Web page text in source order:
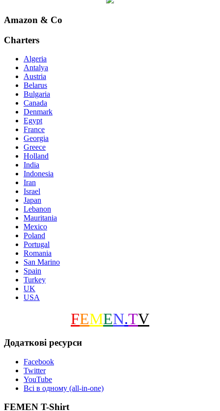
Amazon & Co
Charters
Algeria
Antalya
Austria
Belarus
Bulgaria
Canada
Denmark
Egypt
France
Georgia
Greece
Holland
India
Indonesia
Iran
Israel
Japan
Lebanon
Mauritania
Mexico
Poland
Portugal
Romania
San Marino
Spain
Turkey
UK
USA
FEMEN.TV
Додаткові ресурси
Facebook
Twitter
YouTube
Всі в одному (all-in-one)
FEMEN T-Shirt